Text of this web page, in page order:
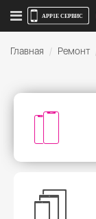
Главная Ремонт